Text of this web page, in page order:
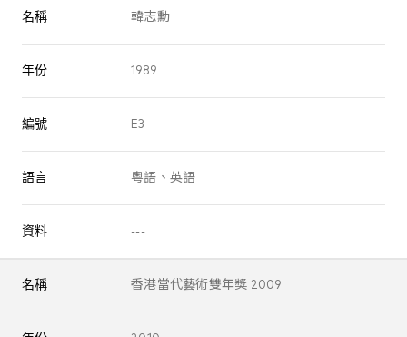
名稱 韓志勳
年份 1989
編號 E3
語言 粵語、英語
資料 ---
名稱 香港當代藝術雙年獎 2009